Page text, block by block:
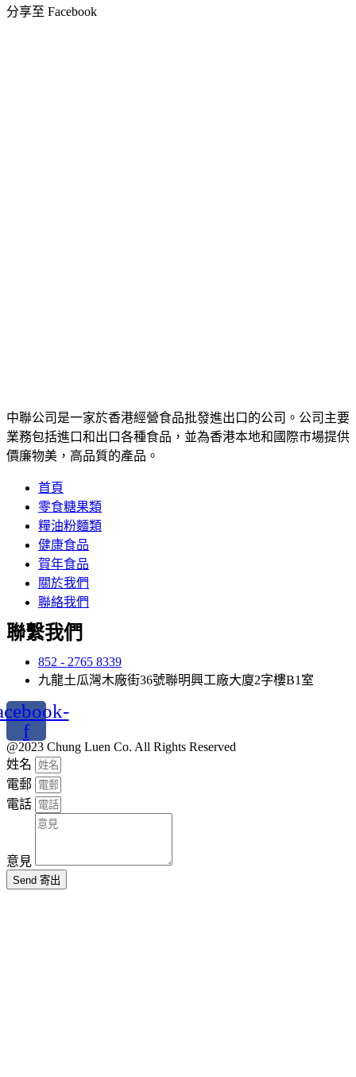
分享至 Facebook
中聯公司是一家於香港經營食品批發進出口的公司。公司主要
業務包括進口和出口各種食品，並為香港本地和國際市場提供
價廉物美，高品質的產品。
首頁
零食糖果類
糧油粉麵類
健康食品
賀年食品
關於我們
聯絡我們
聯繫我們
852 - 2765 8339
九龍土瓜灣木廠街36號聯明興工廠大廈2字樓B1室
f
@2023 Chung Luen Co. All Rights Reserved
姓名
電郵
電話
意見
Send 寄出